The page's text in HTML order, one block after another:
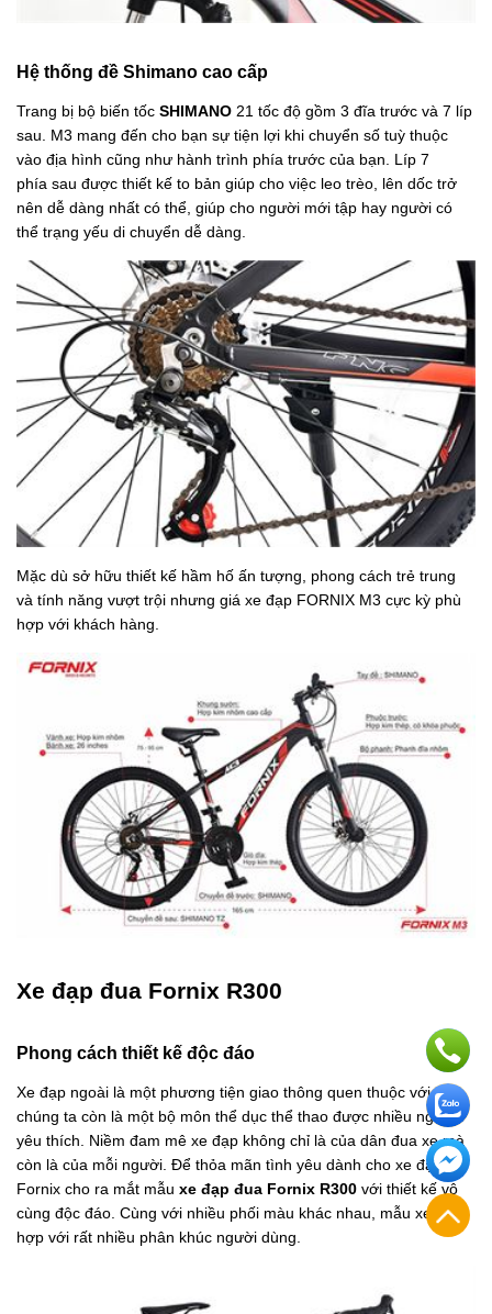
Hệ thống đề Shimano cao cấp
Trang bị bộ biến tốc SHIMANO 21 tốc độ gồm 3 đĩa trước và 7 líp
sau. M3 mang đến cho bạn sự tiện lợi khi chuyển số tuỳ thuộc
vào địa hình cũng như hành trình phía trước của bạn. Líp 7
phía sau được thiết kế to bản giúp cho việc leo trèo, lên dốc trở
nên dễ dàng nhất có thể, giúp cho người mới tập hay người có
thể trạng yếu di chuyển dễ dàng.
Mặc dù sở hữu thiết kế hầm hố ấn tượng, phong cách trẻ trung
và tính năng vượt trội nhưng giá xe đạp FORNIX M3 cực kỳ phù
hợp với khách hàng.
Xe đạp đua Fornix R300
Phong cách thiết kế độc đáo
Xe đạp ngoài là một phương tiện giao thông quen thuộc với
chúng ta còn là một bộ môn thể dục thể thao được nhiều người
yêu thích. Niềm đam mê xe đạp không chỉ là của dân đua xe mà
còn là của mỗi người. Để thỏa mãn tình yêu dành cho xe đạp,
Fornix cho ra mắt mẫu xe đạp đua Fornix R300 với thiết kế vô
cùng độc đáo. Cùng với nhiều phối màu khác nhau, mẫu xe phù
hợp với rất nhiều phân khúc người dùng.